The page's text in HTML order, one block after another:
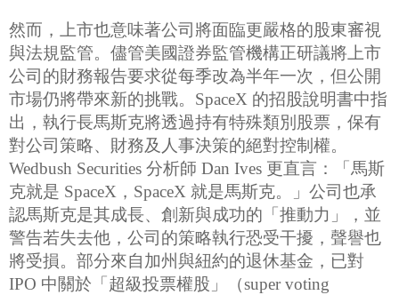
然而，上市也意味著公司將面臨更嚴格的股東審視
與法規監管。儘管美國證券監管機構正研議將上市
公司的財務報告要求從每季改為半年一次，但公開
市場仍將帶來新的挑戰。SpaceX 的招股說明書中指
出，執行長馬斯克將透過持有特殊類別股票，保有
對公司策略、財務及人事決策的絕對控制權。
Wedbush Securities 分析師 Dan Ives 更直言：「馬斯
克就是 SpaceX，SpaceX 就是馬斯克。」公司也承
認馬斯克是其成長、創新與成功的「推動力」，並
警告若失去他，公司的策略執行恐受干擾，聲譽也
將受損。部分來自加州與紐約的退休基金，已對
IPO 中關於「超級投票權股」（super voting